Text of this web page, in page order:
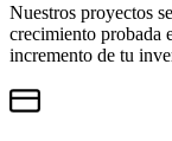
Nuestros proyectos
crecimiento probada
incremento de tu